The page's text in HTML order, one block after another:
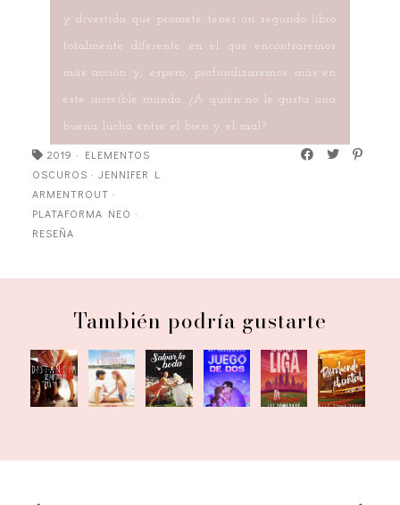
y divertida que promete tener un segundo libro
totalmente diferente en el que encontraremos
más acción y, espero, profundizaremos más en
este increíble mundo. ¿A quién no le gusta una
buena lucha entre el bien y el mal?
2019 · ELEMENTOS
OSCUROS · JENNIFER L
ARMENTROUT ·
PLATAFORMA NEO ·
RESEÑA
También podría gustarte
La
distancia
Escucha
a tu
Salvar
la
Juego
de dos
En su
propia
Perdiendo
el control